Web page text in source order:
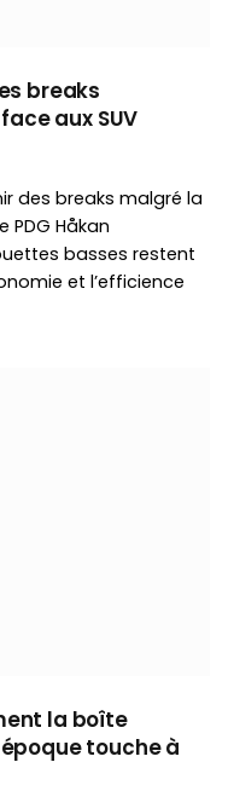
breaks
aux SUV
des breaks malgré la
PDG Håkan
basses restent
et l’efficience
la boîte
touche à